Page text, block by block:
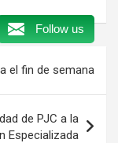
Follow us
el fin de semana
de PJC a la
Especializada